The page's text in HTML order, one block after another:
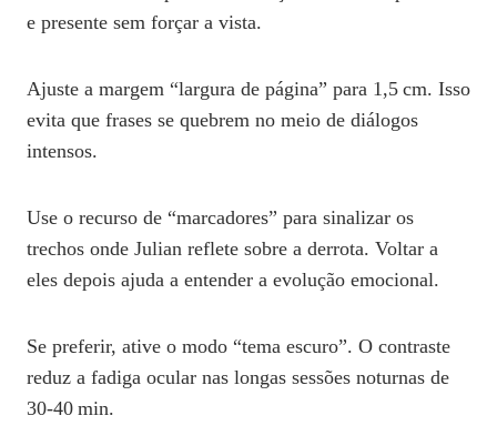
e presente sem forçar a vista.
Ajuste a margem “largura de página” para 1,5 cm. Isso
evita que frases se quebrem no meio de diálogos
intensos.
Use o recurso de “marcadores” para sinalizar os
trechos onde Julian reflete sobre a derrota. Voltar a
eles depois ajuda a entender a evolução emocional.
Se preferir, ative o modo “tema escuro”. O contraste
reduz a fadiga ocular nas longas sessões noturnas de
30‑40 min.